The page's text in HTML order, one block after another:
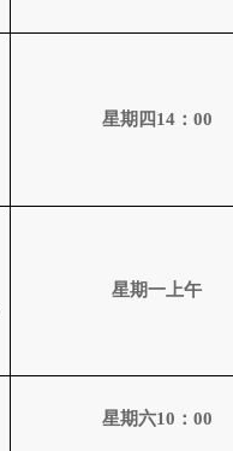
星期四14： 00
星期一上午
星期六10 ： 00